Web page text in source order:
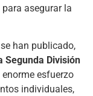
para asegurar la
se han publicado,
Segunda División
enorme esfuerzo
individuales,